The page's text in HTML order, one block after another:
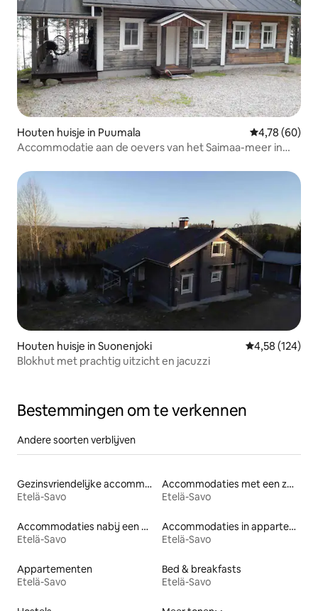
Houten huisje in Puumala Gemiddelde
4,78 (60)
Accommodatie aan de oevers van het Saimaa-meer in
Houten huisje in Suonenjoki Gemiddelde
4,58 (124)
Blokhut met prachtig uitzicht en jacuzzi
Bestemmingen om te verkennen
Andere soorten verblijven
Gezinsvriendelijke accommodaties
Etelä-Savo
Accommodaties met een zwembad
Etelä-Savo
Accommodaties nabij een meer
Etelä-Savo
Accommodaties in appartementen met diensten
Etelä-Savo
Appartementen
Etelä-Savo
Bed & breakfasts
Etelä-Savo